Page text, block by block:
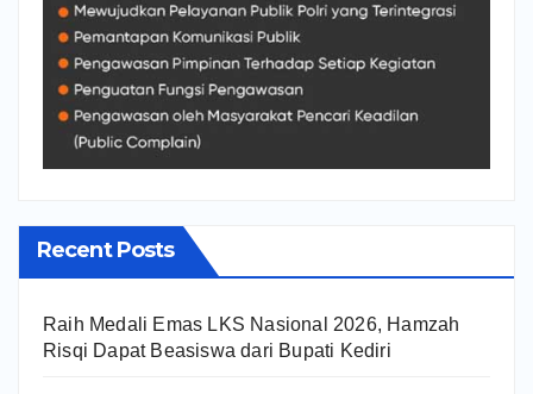
Recent Posts
Raih Medali Emas LKS Nasional 2026, Hamzah
Risqi Dapat Beasiswa dari Bupati Kediri